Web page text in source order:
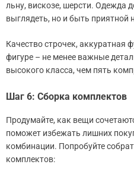
льну, вискозе, шерсти. Одежда
выглядеть, но и быть приятной
Качество строчек, аккуратная
фигуре – не менее важные
высокого класса, чем пять
Шаг 6: Сборка комплектов
Продумайте, как вещи
поможет избежать лишних
комбинации. Попробуйте
комплектов: